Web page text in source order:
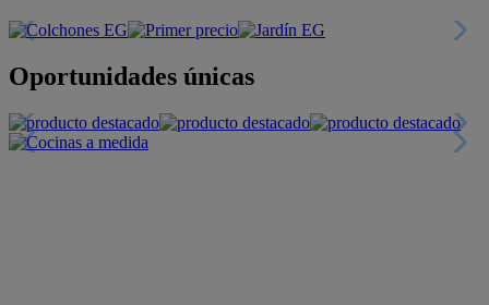
Oportunidades únicas